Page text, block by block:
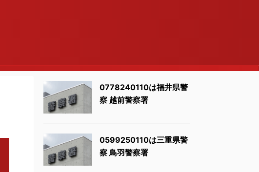
0778240110は福井県警
察 越前警察署
0599250110は三重県警
察 鳥羽警察署